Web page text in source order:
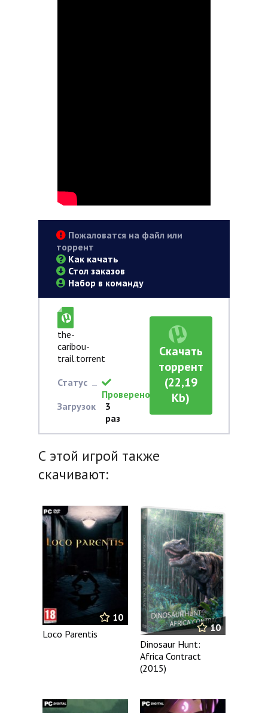
Пожаловатся на файл или
торрент
Как качать
Стол заказов
Набор в команду
the-
caribou-
trail.torrent
Статус
Проверено
Загрузок
3
раз
Скачать
торрент
(22,19
Kb)
С этой игрой также
скачивают:
10
Loco Parentis
10
Dinosaur Hunt:
Africa Contract
(2015)